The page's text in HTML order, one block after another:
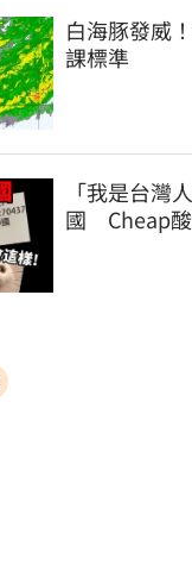
白海豚發威
課標準
「我是台灣
國　Cheap